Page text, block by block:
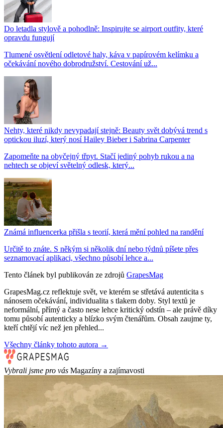
Do letadla stylově a pohodlně: Inspirujte se airport outfity, které
opravdu fungují
Tlumené osvětlení odletové haly, káva v papírovém kelímku a
očekávání nového dobrodružství. Cestování už...
Nehty, které nikdy nevypadají stejně: Beauty svět dobývá trend s
optickou iluzí, který nosí Hailey Bieber i Sabrina Carpenter
Zapomeňte na obyčejný třpyt. Stačí jediný pohyb rukou a na
nehtech se objeví světelný odlesk, který...
Známá influencerka přišla s teorií, která mění pohled na randění
Určitě to znáte. S někým si několik dní nebo týdnů píšete přes
seznamovací aplikaci, všechno působí lehce a...
Tento článek byl publikován ze zdrojů GrapesMag
GrapesMag.cz reflektuje svět, ve kterém se střetává autenticita s
nánosem očekávání, individualita s tlakem doby. Styl textů je
neformální, přímý a často nese lehce kritický odstín – ale právě díky
tomu působí autenticky a blízko svým čtenářům. Obsah zaujme ty,
kteří chtějí víc než jen přehled...
Všechny články tohoto autora →
Vybrali jsme pro vás Magazíny a zajímavosti